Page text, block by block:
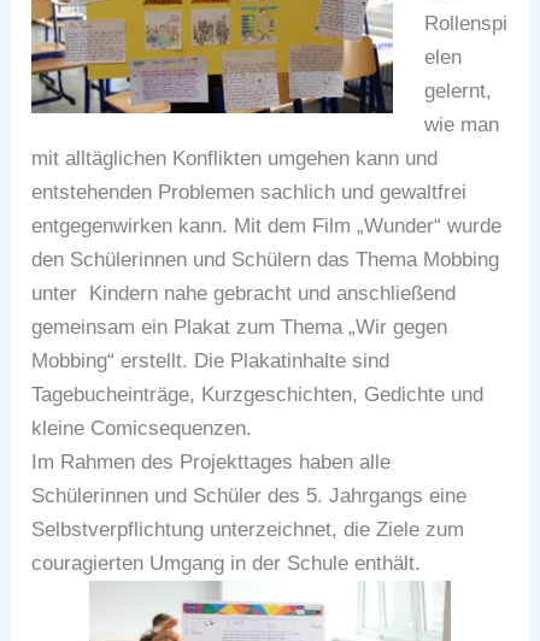
Rollenspi
elen
gelernt,
wie man
mit alltäglichen Konflikten umgehen kann und
entstehenden Problemen sachlich und gewaltfrei
entgegenwirken kann. Mit dem Film „Wunder“ wurde
den Schülerinnen und Schülern das Thema Mobbing
unter Kindern nahe gebracht und anschließend
gemeinsam ein Plakat zum Thema „Wir gegen
Mobbing“ erstellt. Die Plakatinhalte sind
Tagebucheinträge, Kurzgeschichten, Gedichte und
kleine Comicsequenzen.
Im Rahmen des Projekttages haben alle
Schülerinnen und Schüler des 5. Jahrgangs eine
Selbstverpflichtung unterzeichnet, die Ziele zum
couragierten Umgang in der Schule enthält.